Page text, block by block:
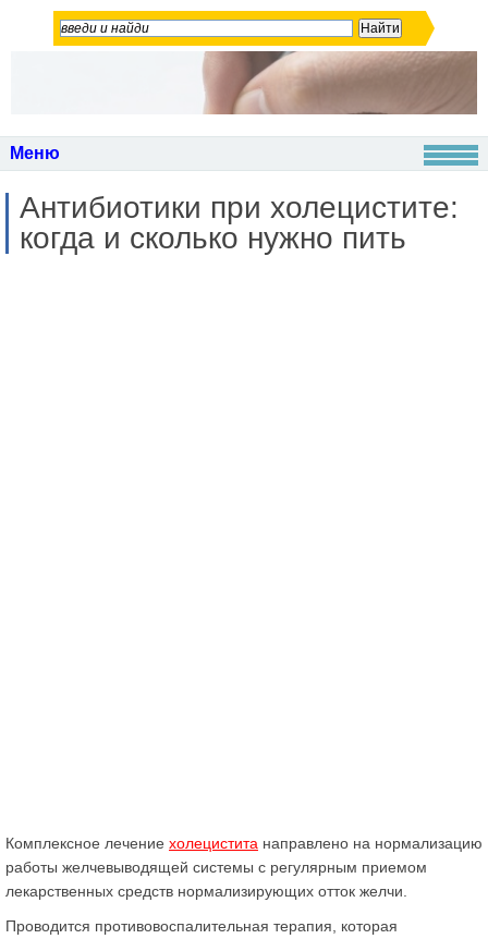
Меню
Антибиотики при холецистите:
когда и сколько нужно пить
Комплексное лечение холецистита направлено на нормализацию
работы желчевыводящей системы с регулярным приемом
лекарственных средств нормализирующих отток желчи.
Проводится противовоспалительная терапия, которая